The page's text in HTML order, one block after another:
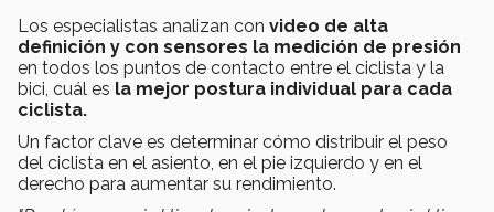
Los especialistas analizan con video de alta
definición y con sensores la medición de presión
en todos los puntos de contacto entre el ciclista y la
bici, cuál es la mejor postura individual para cada
ciclista.
Un factor clave es determinar cómo distribuir el peso
del ciclista en el asiento, en el pie izquierdo y en el
derecho para aumentar su rendimiento.